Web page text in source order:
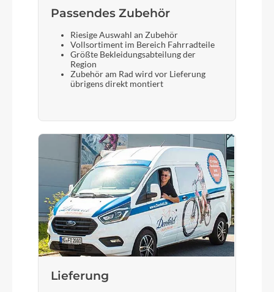
SR Suntour NCX32-D Air LO 63mm
Display
Bosch LED remote SmartSystem + Bosch Kiox
300 TFT
Suntour SP17-NCX Suspension 30.9/350
Passendes Zubehör
Riesige Auswahl an Zubehör
Vollsortiment im Bereich Fahrradteile
Größte Bekleidungsabteilung der
Region
Zubehör am Rad wird vor Lieferung
übrigens direkt montiert
Lieferung